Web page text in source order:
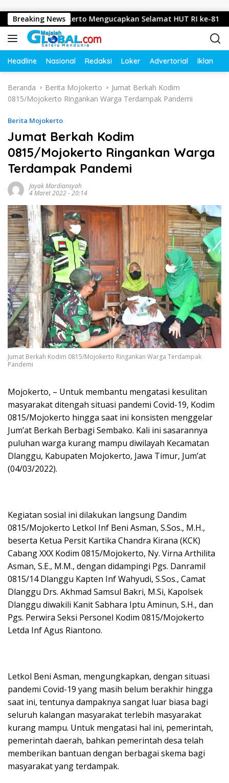
Breaking News
Mojokerto Mengucapkan Selamat HUT RI ke-81 Tahun
Headline Nasional Redaksi Loker Advertorial Iklan
Beranda Berita Mojokerto
Jumat Berkah Kodim
0815/Mojokerto Ringankan Warga Terdampak Pandemi
Berita Mojokerto
Jumat Berkah Kodim
0815/Mojokerto Ringankan Warga
Terdampak Pandemi
Jayak Mardiansyah
4 Maret 2022 - 20:14
Jumat Berkah Kodim 0815/Mojokerto Ringankan Warga Terdampak
Pandemi
Mojokerto, – Untuk membantu mengatasi kesulitan
masyarakat ditengah situasi pandemi Covid-19, Kodim
0815/Mojokerto hingga saat ini konsisten menggelar
Jum’at Berkah Berbagi Sembako. Kali ini sasarannya
puluhan warga kurang mampu diwilayah Kecamatan
Dlanggu, Kabupaten Mojokerto, Jawa Timur, Jum’at
(04/03/2022).
Kegiatan sosial ini dilakukan langsung Dandim
0815/Mojokerto Letkol Inf Beni Asman, S.Sos., M.H.,
beserta Ketua Persit Kartika Chandra Kirana (KCK)
Cabang XXX Kodim 0815/Mojokerto, Ny. Virna Arthilita
Asman, S.E., M.M., dengan didampingi Pgs. Danramil
0815/14 Dlanggu Kapten Inf Wahyudi, S.Sos., Camat
Dlanggu Drs. Akhmad Samsul Bakri, M.Si, Kapolsek
Dlanggu diwakili Kanit Sabhara Iptu Aminun, S.H., dan
Pgs. Perwira Seksi Personel Kodim 0815/Mojokerto
Letda Inf Agus Riantono.
Letkol Beni Asman, mengungkapkan, dengan situasi
pandemi Covid-19 yang masih belum berakhir hingga
saat ini, tentunya dampaknya sangat luar biasa bagi
seluruh kalangan masyarakat terlebih masyarakat
kurang mampu. Untuk mengatasi hal ini, pemerintah,
pemerintah daerah, bahkan pemerintah desa telah
memberikan bantuan dengan berbagai skema bagi
masyarakat yang terdampak.